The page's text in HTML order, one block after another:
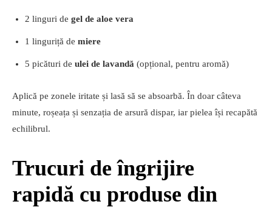
2 linguri de gel de aloe vera
1 linguriță de miere
5 picături de ulei de lavandă (opțional, pentru aromă)
Aplică pe zonele iritate și lasă să se absoarbă. În doar câteva
minute, roșeața și senzația de arsură dispar, iar pielea își recapătă
echilibrul.
Trucuri de îngrijire
rapidă cu produse din